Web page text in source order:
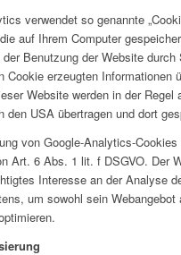
verwendet so genannte
auf Ihrem Computer
Benutzung der Website durch
Cookie erzeugten Informationen
Website werden in der Regel
den USA übertragen und dort
von Google-Analytics-
Art. 6 Abs. 1 lit. f DSGVO. Der
Interesse an der Analyse
um sowohl sein Webangebot